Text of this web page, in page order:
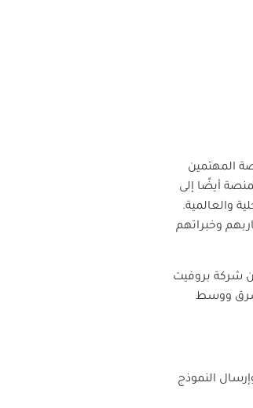
المهتمين
أيضًا إلى
والعالمية.
وخبراتهم
شركة بروفيت
شرق ووسط
النموذج